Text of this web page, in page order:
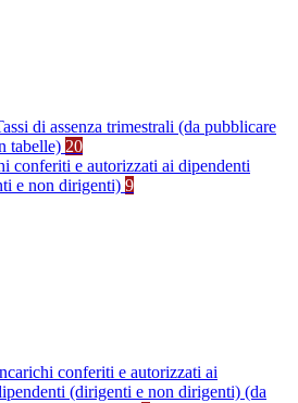
di assenza trimestrali (da pubblicare
tabelle) 20
conferiti e autorizzati ai dipendenti
e non dirigenti) 9
conferiti e autorizzati ai
(dirigenti e non dirigenti) (da